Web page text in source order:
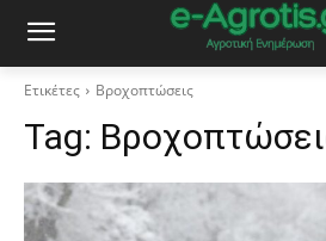
Ετικέτες Βροχοπτώσεις
Tag: